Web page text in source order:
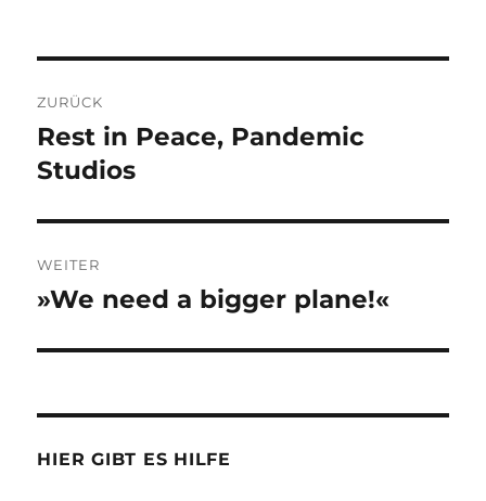
ZURÜCK
Vorheriger
Beitrag:
Rest in Peace, Pandemic
Studios
WEITER
Nächster
»We need a bigger plane!«
HIER GIBT ES HILFE